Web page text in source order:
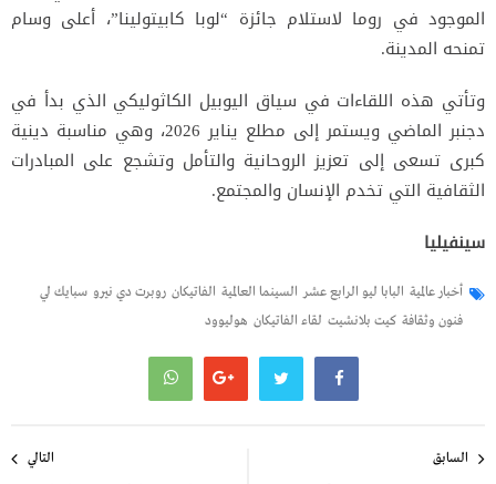
الموجود في روما لاستلام جائزة “لوبا كابيتولينا”، أعلى وسام
تمنحه المدينة.
وتأتي هذه اللقاءات في سياق اليوبيل الكاثوليكي الذي بدأ في
دجنبر الماضي ويستمر إلى مطلع يناير 2026، وهي مناسبة دينية
كبرى تسعى إلى تعزيز الروحانية والتأمل وتشجع على المبادرات
الثقافية التي تخدم الإنسان والمجتمع.
سينفيليا
أخبار عالمية البابا ليو الرابع عشر السينما العالمية الفاتيكان روبرت دي نيرو سبايك لي
فنون وثقافة كيت بلانشيت لقاء الفاتيكان هوليوود
المقالات
السابق التالي